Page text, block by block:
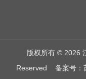
版权所有 © 2026
Reserved备案号：